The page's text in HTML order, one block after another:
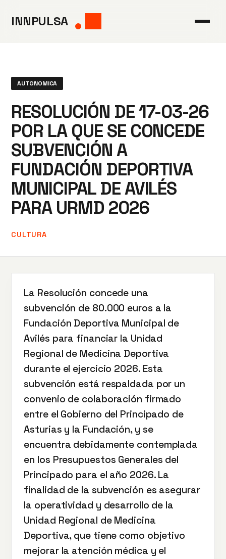
INNPULSA
AUTONOMICA
RESOLUCIÓN DE 17-03-26
POR LA QUE SE CONCEDE
SUBVENCIÓN A
FUNDACIÓN DEPORTIVA
MUNICIPAL DE AVILÉS
PARA URMD 2026
CULTURA
La Resolución concede una
subvención de 80.000 euros a la
Fundación Deportiva Municipal de
Avilés para financiar la Unidad
Regional de Medicina Deportiva
durante el ejercicio 2026. Esta
subvención está respaldada por un
convenio de colaboración firmado
entre el Gobierno del Principado de
Asturias y la Fundación, y se
encuentra debidamente contemplada
en los Presupuestos Generales del
Principado para el año 2026. La
finalidad de la subvención es asegurar
la operatividad y desarrollo de la
Unidad Regional de Medicina
Deportiva, que tiene como objetivo
mejorar la atención médica y el